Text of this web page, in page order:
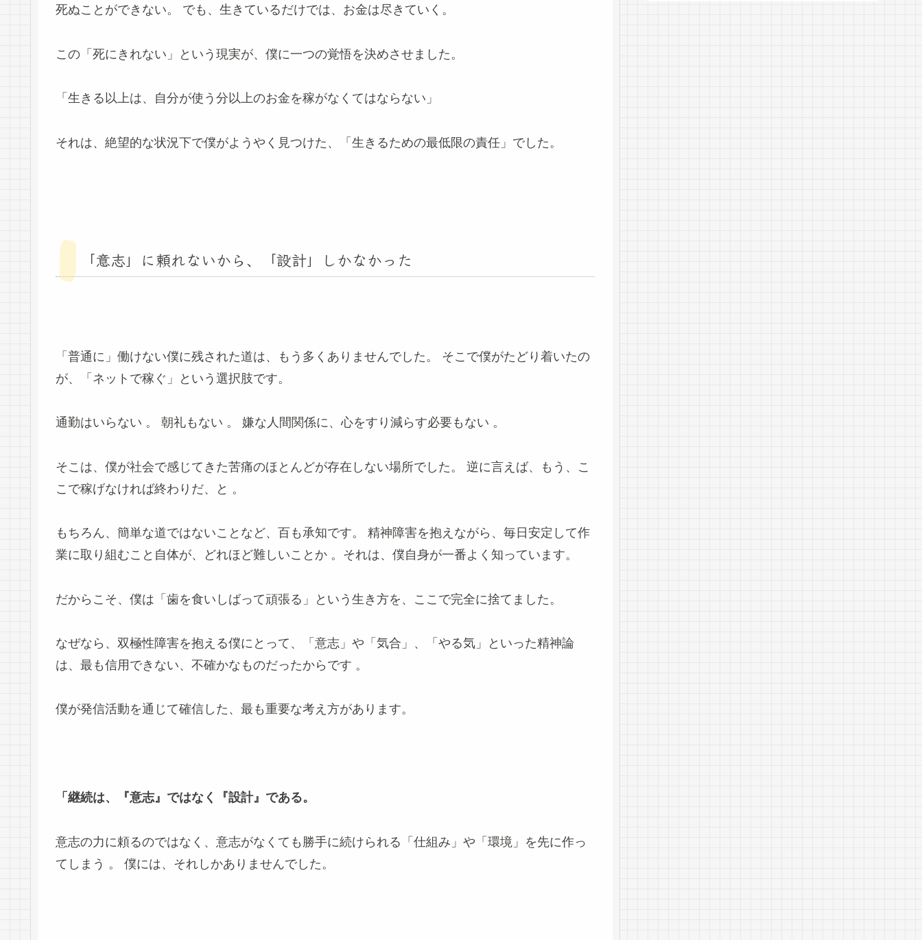
死ぬことができない。 でも、生きているだけでは、お金は尽きていく。
この「死にきれない」という現実が、僕に一つの覚悟を決めさせました。
「生きる以上は、自分が使う分以上のお金を稼がなくてはならない」
それは、絶望的な状況下で僕がようやく見つけた、「生きるための最低限の責任」でした。
「意志」に頼れないから、「設計」しかなかった
「普通に」働けない僕に残された道は、もう多くありませんでした。 そこで僕がたどり着いたの
が、「ネットで稼ぐ」という選択肢です。
通勤はいらない 。 朝礼もない 。 嫌な人間関係に、心をすり減らす必要もない 。
そこは、僕が社会で感じてきた苦痛のほとんどが存在しない場所でした。 逆に言えば、もう、こ
こで稼げなければ終わりだ、と 。
もちろん、簡単な道ではないことなど、百も承知です。 精神障害を抱えながら、毎日安定して作
業に取り組むこと自体が、どれほど難しいことか 。それは、僕自身が一番よく知っています。
だからこそ、僕は「歯を食いしばって頑張る」という生き方を、ここで完全に捨てました。
なぜなら、双極性障害を抱える僕にとって、「意志」や「気合」、「やる気」といった精神論
は、最も信用できない、不確かなものだったからです 。
僕が発信活動を通じて確信した、最も重要な考え方があります。
「継続は、『意志』ではなく『設計』である。
意志の力に頼るのではなく、意志がなくても勝手に続けられる「仕組み」や「環境」を先に作っ
てしまう 。 僕には、それしかありませんでした。